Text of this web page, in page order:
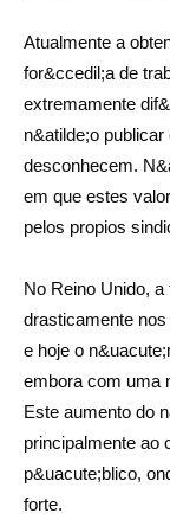
Atualmente a
for&ccedil;a de
extremamente
n&atilde;o
desconhecem.
em que estes
pelos propios
No Reino Unido,
drasticamente
e hoje o
embora com uma
Este aumento do
principalmente ao
p&uacute;blico,
forte.